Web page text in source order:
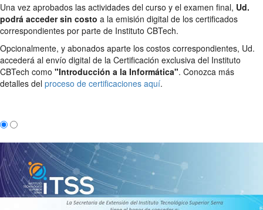
Una vez aprobados las actividades del curso y el examen final, Ud.
podrá acceder sin costo a la emisión digital de los certificados
correspondientes por parte de Instituto CBTech.
Opcionalmente, y abonados aparte los costos correspondientes, Ud.
accederá al envío digital de la Certificación exclusiva del Instituto
CBTech como "Introducción a la Informática". Conozca más
detalles del proceso de certificaciones aquí.